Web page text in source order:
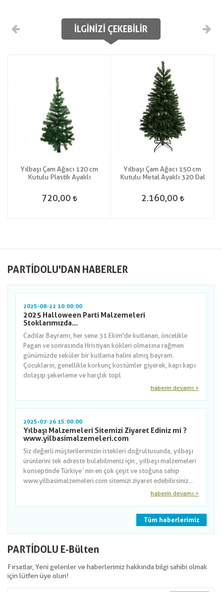
İLGINIZI ÇEKEBILIR
Yılbaşı Çam Ağacı 120 cm
Kutulu Plastik Ayaklı
720,00
Yılbaşı Çam Ağacı 150 cm
Kutulu Metal Ayaklı 320 Dal
2.160,00
PARTIDOLU'DAN HABERLER
2025-08-22 10:00:00
2025 Halloween Parti Malzemeleri
Stoklarımızda...
Cadılar Bayramı, her sene 31 Ekim'de kutlanan, öncelikle
Pagan ve sonrasında Hristiyan kökleri olmasına rağmen
günümüzde seküler bir kutlama halini almış bayram.
Çocukların, genellikle korkunç kostümler giyerek, kapı kapı
dolaşıp şekerleme ve harçlık topl
haberin devamı >
2025-07-26 15:00:00
Yılbaşı Malzemeleri Sitemizi Ziyaret Ediniz mi ?
www.yilbasimalzemeleri.com
Siz değerli müşterilerimizin istekleri doğrultusunda, yılbaşı
ürünlerini tek adreste bulabilmeniz için , yılbaşı malzemeleri
konseptinde Türkiye´nin en çok çeşit ve stoğuna sahip
www.yilbasimalzemeleri.com sitemizi ziyaret edebilirsiniz...
haberin devamı >
Tüm haberlerimiz
PARTİDOLU E-Bülten
Fırsatlar, Yeni gelenler ve haberlerimiz hakkında bilgi sahibi olmak
için lütfen üye olun!